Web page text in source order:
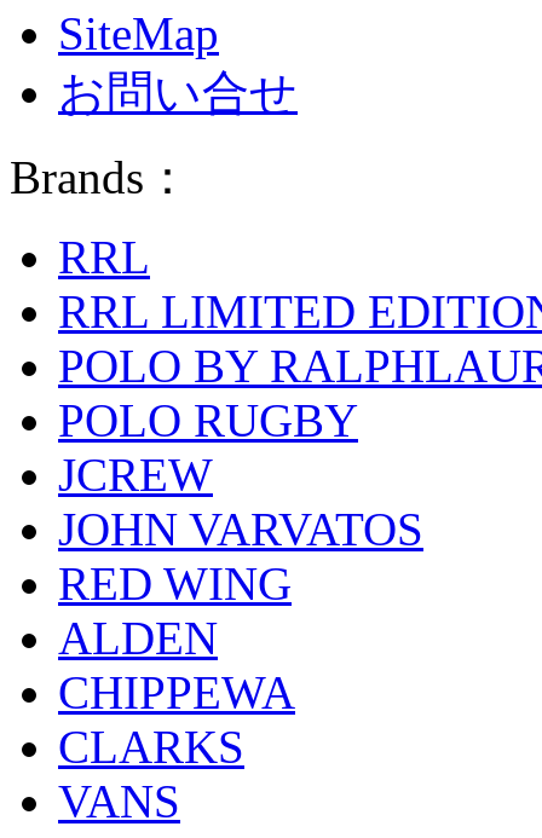
SiteMap
お問い合せ
Brands：
RRL
RRL LIMITED
POLO BY
POLO RUGBY
JCREW
JOHN VARVATOS
RED WING
ALDEN
CHIPPEWA
CLARKS
VANS